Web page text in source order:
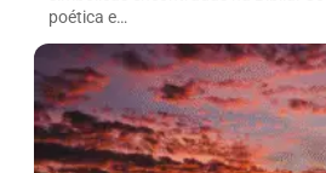
poética e…